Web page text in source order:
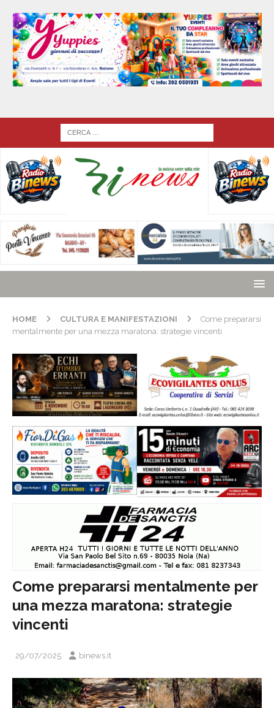
HOME CULTURA E MANIFESTAZIONI
Come prepararsi
mentalmente per una mezza maratona: strategie vincenti
Come prepararsi mentalmente per
una mezza maratona: strategie
vincenti
29/07/2025 binews.it